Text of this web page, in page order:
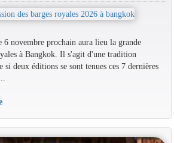
6 novembre prochain aura lieu la grande
à Bangkok. Il s'agit d'une tradition
si deux éditions se sont tenues ces 7 dernières